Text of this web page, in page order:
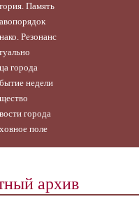
Память
Резонанс
города
недели
города
поле
архив